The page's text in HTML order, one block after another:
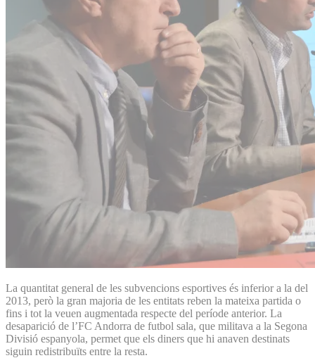
La quantitat general de les subvencions esportives és inferior a la del
2013, però la gran majoria de les entitats reben la mateixa partida o
fins i tot la veuen augmentada respecte del període anterior. La
desaparició de l’FC Andorra de futbol sala, que militava a la Segona
Divisió espanyola, permet que els diners que hi anaven destinats
siguin redistribuïts entre la resta.